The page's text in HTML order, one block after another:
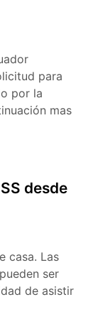
para
por la
mas
desde
casa. Las
ser
de asistir